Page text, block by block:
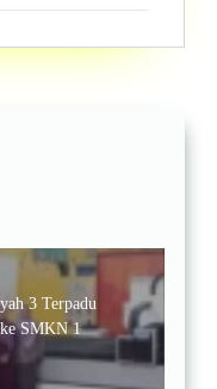
3 Terpadu
SMKN 1